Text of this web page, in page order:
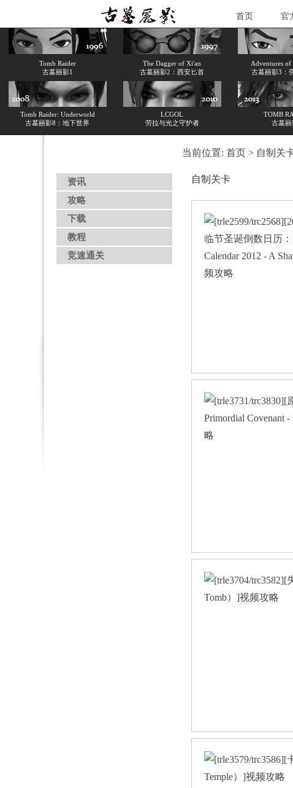
首页 官
Tomb Raider
古墓丽影1
The Dagger of Xi'an
古墓丽影2：西安匕首
Adventures
古墓丽影3：
Tomb Raider: Underworld
古墓丽影8：地下世界
LCGOL
劳拉与光之守护者
TOMB
古墓丽
资讯
攻略
下载
教程
竞速通关
当前位置: 首页 > 自制关
自制关卡